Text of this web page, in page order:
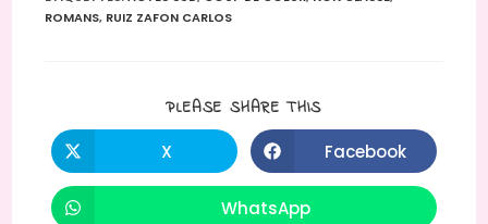
ROMANS, RUIZ ZAFON CARLOS
PLEASE SHARE THISPARTAGER
Ouvrir
dans
une
X Ouvrir
dans
une
Facebook
Ouvrir
WhatsApp